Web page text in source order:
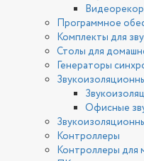
Программное
Комплекты для
Столы для
Генераторы
Офисные
Контроллеры
Контроллеры для